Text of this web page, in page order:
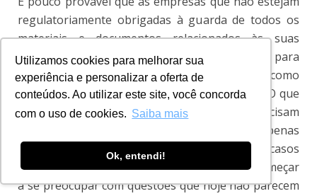
Utilizamos cookies para melhorar sua
experiência e personalizar a oferta de
conteúdos. Ao utilizar este site, você concorda
com o uso de cookies. Saiba mais
Ok, entendi!
regulatoriamente obrigadas à guarda de todos os
materiais e documentos relacionados às suas
transações, venham a fazer investimentos para
adquirir tecnologias tão caras e sofisticadas como
aquelas às quais os bancos estão recorrendo. O que
nãoquer dizer que elas também não precisam
pensar nisso. Inclusive por precaução, não apenas
para essa situação específica, mas para outros casos
de investigação corporativa, seria o caso de começar
a se preocupar com questões que hoje não parecem